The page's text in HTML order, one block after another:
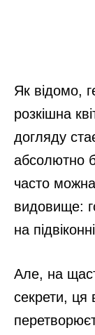
Як відомо,
розкішна
догляду
абсолютно
часто
видовище:
на
Але, на
секрети, ця